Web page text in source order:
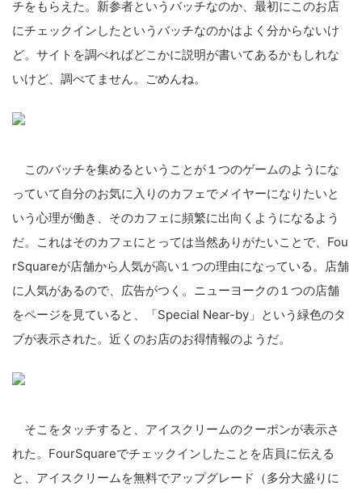
チをもらえた。新参者と いうバッチなのか、最初にこのお店
にチェックインしたというバッチなのかはよく分からないけ
ど。 サイトを調べればどこかに説明が書いてあるかもしれな
いけど、調べてません。ごめんね。
このバッチを集めるということが １つのゲームのようにな
っていて 自分のお気に入りのカフェでメイヤーになりたいと
いう心理が働き 、そのカフェに頻繁に出向くよう になるよう
だ。これはそのカフェにとっては当然ありがたいことで、Fou
rSquareが店舗から人気が高い１つの理由になっている。店舗
に人気があるので、広告がつく。ニューヨークの１つの店舗
をページを見ていると、「Special Near-by」という緑色のタ
ブが表示された。近くのお店のお得情報のようだ。
そこをタッチすると、アイスクリ ームのクーポンが表示さ
れた。FourSquareでチェックイ ンしたことを店員に伝える
と、アイスクリームを無料でアップグレード（多分大盛りに